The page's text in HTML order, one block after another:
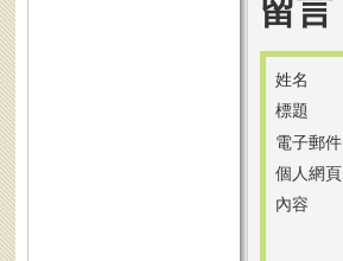
留言
姓名
標題
電子郵件
個人網頁
內容